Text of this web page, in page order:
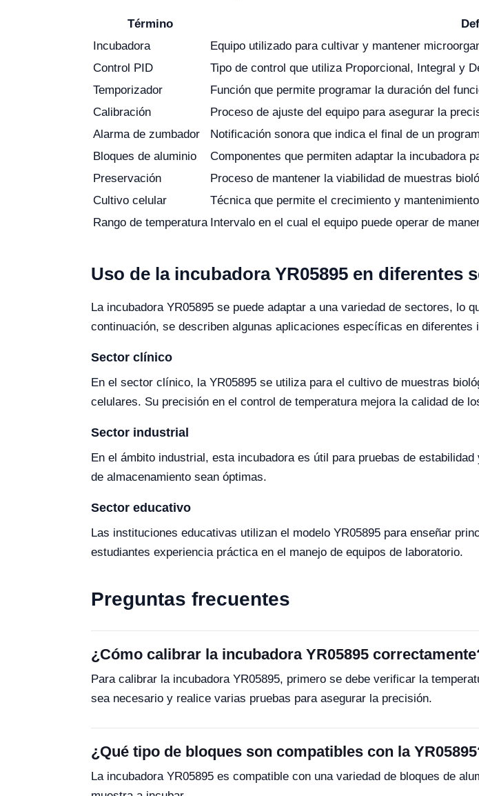
Término
Incubadora
Equipo utilizado para cultivar y mantener
Control PID
Tipo de control que utiliza Proporcional, Integral y
Temporizador
Función que permite programar la duración del
Calibración
Proceso de ajuste del equipo para asegurar la
Alarma de zumbador
Notificación sonora que indica el final de un
Bloques de aluminio
Componentes que permiten adaptar la incubadora
Preservación
Proceso de mantener la viabilidad de muestras
Cultivo celular
Técnica que permite el crecimiento y
Rango de temperatura Intervalo en el cual el equipo puede operar de
Uso de la incubadora YR05895 en diferentes
La incubadora YR05895 se puede adaptar a una variedad de sectores, lo
continuación, se describen algunas aplicaciones específicas en diferentes
Sector clínico
En el sector clínico, la YR05895 se utiliza para el cultivo de muestras
celulares. Su precisión en el control de temperatura mejora la calidad de
Sector industrial
En el ámbito industrial, esta incubadora es útil para pruebas de
de almacenamiento sean óptimas.
Sector educativo
Las instituciones educativas utilizan el modelo YR05895 para enseñar
estudiantes experiencia práctica en el manejo de equipos de laboratorio.
Preguntas frecuentes
¿Cómo calibrar la incubadora YR05895
Para calibrar la incubadora YR05895, primero se debe verificar la
sea necesario y realice varias pruebas para asegurar la precisión.
¿Qué tipo de bloques son compatibles con la
La incubadora YR05895 es compatible con una variedad de bloques de